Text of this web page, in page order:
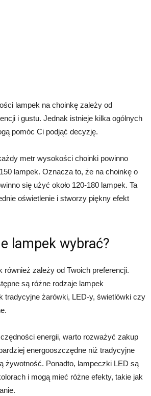
lampek na choinkę zależy od
i gustu. Jednak istnieje kilka ogólnych
pomóc Ci podjąć decyzję.
metr wysokości choinki powinno
lampek. Oznacza to, że na choinkę o
się użyć około 120-180 lampek. Ta
oświetlenie i stworzy piękny efekt
lampek wybrać?
również zależy od Twoich preferencji.
są różne rodzaje lampek
tradycyjne żarówki, LED-y, świetlówki czy
energii, warto rozważyć zakup
energooszczędne niż tradycyjne
żywotność. Ponadto, lampeczki LED są
i mogą mieć różne efekty, takie jak